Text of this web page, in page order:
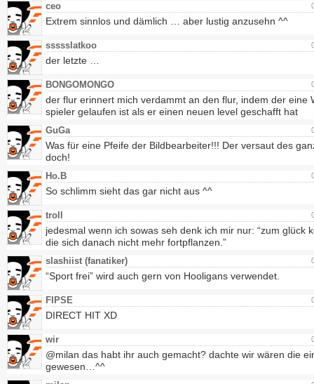
ceo
Extrem sinnlos und dämlich … aber lustig anzusehn ^^
ssssslatkoo
der letzte …
BONGOMONGO
der flur erinnert mich verdammt an den flur, indem der eine
spieler gelaufen ist als er einen neuen level geschafft hat
GuGa
Was für eine Pfeife der Bildbearbeiter!!! Der versaut des
doch!
Ho.B
So schlimm sieht das gar nicht aus ^^
troll
jedesmal wenn ich sowas seh denk ich mir nur: “zum glück
die sich danach nicht mehr fortpflanzen.”
slashiist (fanatiker)
“Sport frei” wird auch gern von Hooligans verwendet.
FIPSE
DIRECT HIT XD
wir
@milan das habt ihr auch gemacht? dachte wir wären die
gewesen…^^